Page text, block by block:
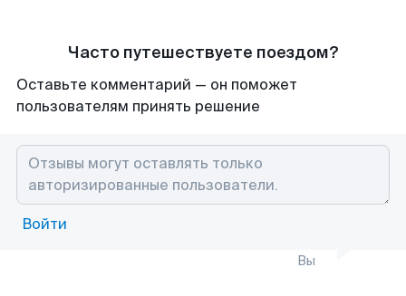
Часто путешествуете поездом?
Оставьте комментарий — он поможет
пользователям принять решение
Войти
Вы